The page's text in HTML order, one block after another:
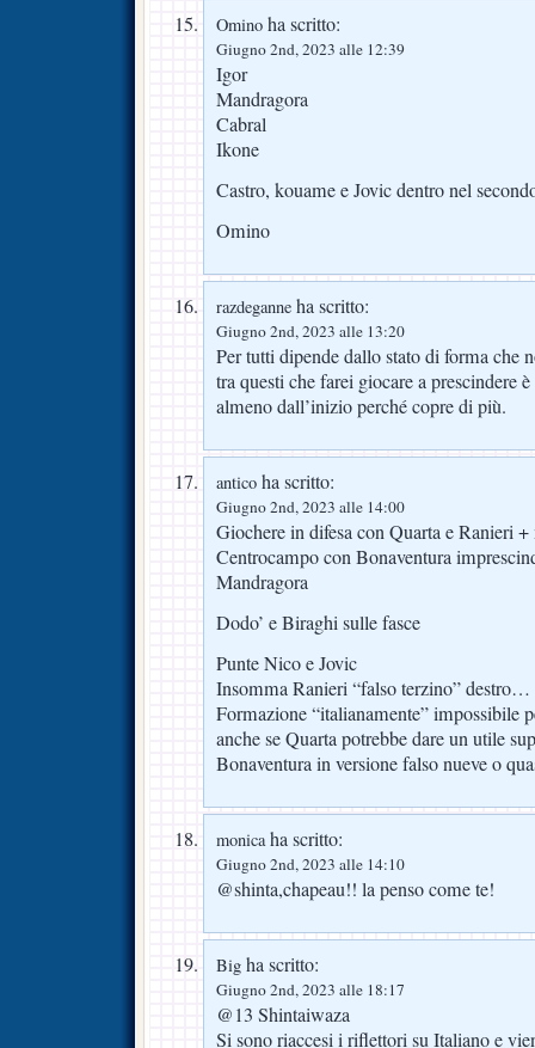
Omino ha scritto:
Giugno 2nd, 2023 alle 12:39
Igor
Mandragora
Cabral
Ikone
Castro, kouame e Jovic dentro nel
Omino
razdeganne ha scritto:
Giugno 2nd, 2023 alle 13:20
Per tutti dipende dallo stato di forma che
tra questi che farei giocare a prescindere
almeno dall’inizio perché copre di più.
antico ha scritto:
Giugno 2nd, 2023 alle 14:00
Giochere in difesa con Quarta e Ranieri
Centrocampo con Bonaventura
Mandragora
Dodo’ e Biraghi sulle fasce
Punte Nico e Jovic
Insomma Ranieri “falso terzino” destro…
Formazione “italianamente” impossibile
anche se Quarta potrebbe dare un utile
Bonaventura in versione falso nueve o
monicaha scritto:
Giugno 2nd, 2023 alle 14:10
@shinta,chapeau!! la penso come te!
Big ha scritto:
Giugno 2nd, 2023 alle 18:17
@13 Shintaiwaza
Si sono riaccesi i riflettori su Italiano e